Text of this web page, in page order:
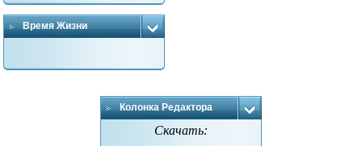
Время Жизни
Колонка Редактора
Скачать: